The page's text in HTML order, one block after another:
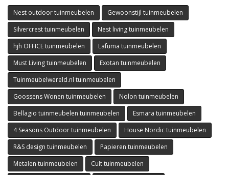
Nest outdoor tuinmeubelen
Gewoonstijl tuinmeubelen
Silvercrest tuinmeubelen
Nest living tuinmeubelen
hjh OFFICE tuinmeubelen
Lafuma tuinmeubelen
Must Living tuinmeubelen
Exotan tuinmeubelen
Tuinmeubelwereld.nl tuinmeubelen
Goossens Wonen tuinmeubelen
Nolon tuinmeubelen
Bellagio tuinmeubelen tuinmeubelen
Esmara tuinmeubelen
4 Seasons Outdoor tuinmeubelen
House Nordic tuinmeubelen
R&S design tuinmeubelen
Papieren tuinmeubelen
Metalen tuinmeubelen
Cult tuinmeubelen